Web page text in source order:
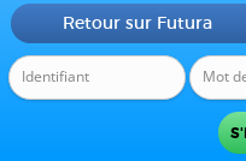
Retour sur Futura